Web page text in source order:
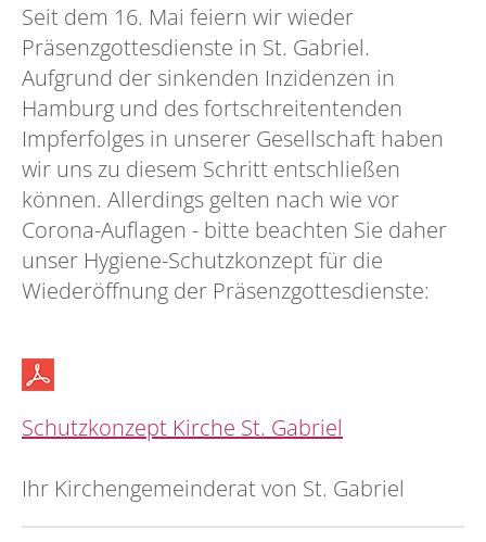
Seit dem 16. Mai feiern wir wieder
Präsenzgottesdienste in St. Gabriel.
Aufgrund der sinkenden Inzidenzen in
Hamburg und des fortschreitentenden
Impferfolges in unserer Gesellschaft haben
wir uns zu diesem Schritt entschließen
können. Allerdings gelten nach wie vor
Corona-Auflagen - bitte beachten Sie daher
unser Hygiene-Schutzkonzept für die
Wiederöffnung der Präsenzgottesdienste:
Schutzkonzept Kirche St. Gabriel
Ihr Kirchengemeinderat von St. Gabriel